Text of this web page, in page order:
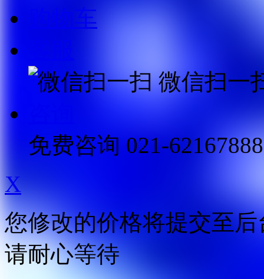
购物车
微信扫一
免费咨询 021-62167888
X
您修改的价格将提交至
请耐心等待